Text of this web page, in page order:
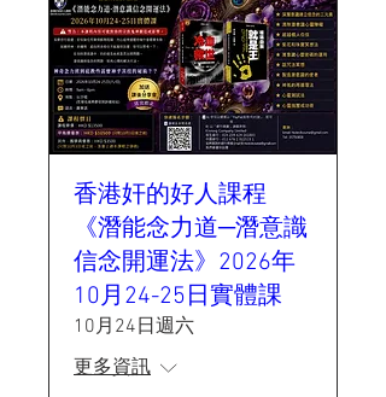
香港奸的好人課程
《潛能念力道─潛意識
信念開運法》2026年
10月24-25日實體課
10月24日週六
更多資訊